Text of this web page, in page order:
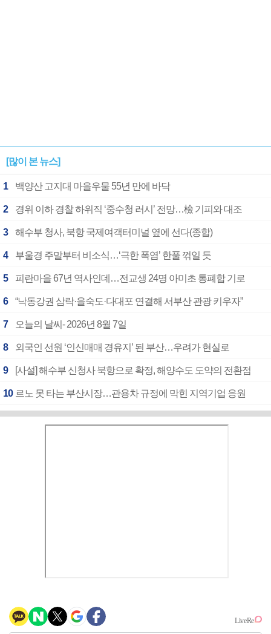
[많이 본 뉴스]
1 백양산 고지대 마을우물 55년 만에 바닥
2 경위 이하 경찰 하위직 ‘중수청 러시’ 전망…檢 기피와 대조
3 해수부 청사, 북항 국제여객터미널 옆에 선다(종합)
4 부울경 주말부터 비소식…‘극한 폭염’ 한풀 꺾일 듯
5 피란마을 67년 역사인데…전교생 24명 아미초 통폐합 기로
6 “낙동강권 삼락·을숙도·다대포 연결해 서부산 관광 키우자”
7 오늘의 날씨- 2026년 8월 7일
8 외국인 선원 ‘인신매매 경유지’ 된 부산…우려가 현실로
9 [사설] 해수부 신청사 북항으로 확정, 해양수도 도약의 전환점
10 르노 못 타는 부산시장…관용차 규정에 막힌 지역기업 응원